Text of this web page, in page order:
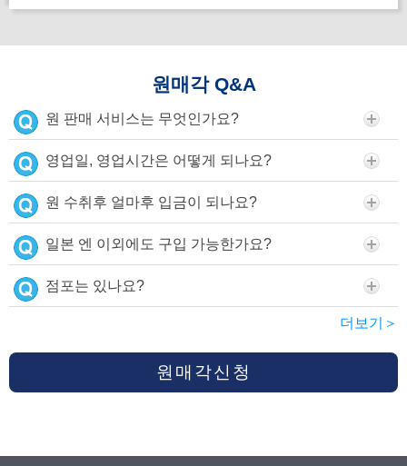
원매각 Q&A
원 판매 서비스는 무엇인가요?
영업일, 영업시간은 어떻게 되나요?
원 수취후 얼마후 입금이 되나요?
일본 엔 이외에도 구입 가능한가요?
점포는 있나요?
더보기＞
원매각신청